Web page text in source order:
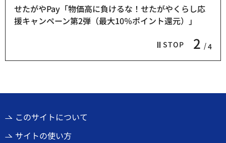
STOP 2 4
せたがやPay「物価高に負けるな！せたがやくらし応
援キャンペーン第2弾（最大10％ポイント還元）」
このサイトについて
サイトの使い方